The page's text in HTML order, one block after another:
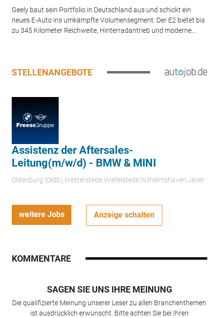
Geely baut sein Portfolio in Deutschland aus und schickt ein
neues E-Auto ins umkämpfte Volumensegment. Der E2 bietet bis
zu 345 Kilometer Reichweite, Hinterradantrieb und moderne...
STELLENANGEBOTE
Assistenz der Aftersales-
Leitung(m/w/d) - BMW & MINI
Oldenburg (Oldb);Westerstede;Wiefelstede;Wilhelmshaven;Jever
weitere Jobs Anzeige schalten
KOMMENTARE
SAGEN SIE UNS IHRE MEINUNG
Die qualifizierte Meinung unserer Leser zu allen Branchenthemen
ist ausdrücklich erwünscht. Bitte achten Sie bei Ihren